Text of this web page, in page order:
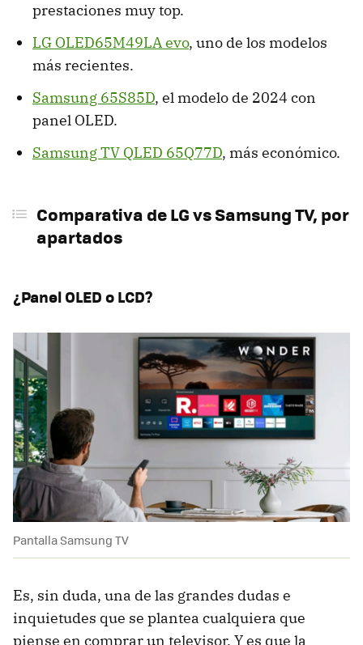
prestaciones muy top.
LG OLED65M49LA evo, uno de los modelos
más recientes.
Samsung 65S85D, el modelo de 2024 con
panel OLED.
Samsung TV QLED 65Q77D, más económico.
Comparativa de LG vs Samsung TV, por
apartados
¿Panel OLED o LCD?
Pantalla Samsung TV
Es, sin duda, una de las grandes dudas e
inquietudes que se plantea cualquiera que
piense en comprar un televisor. Y es que la